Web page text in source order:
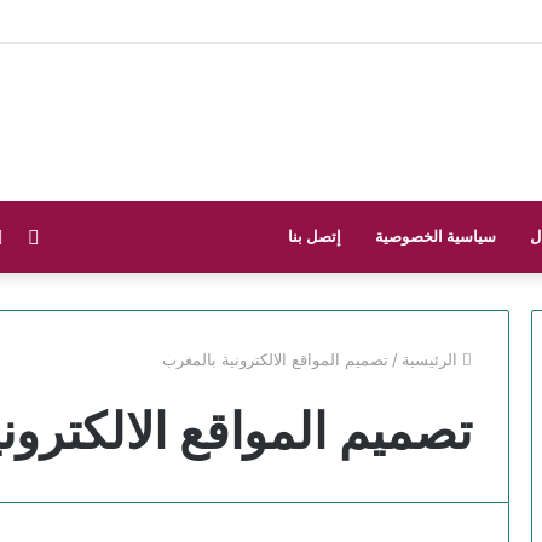
سياسية الخصوصية إتصل بنا
الرئيسية / تصميم المواقع الالكترونية بالمغرب
تصميم المواقع